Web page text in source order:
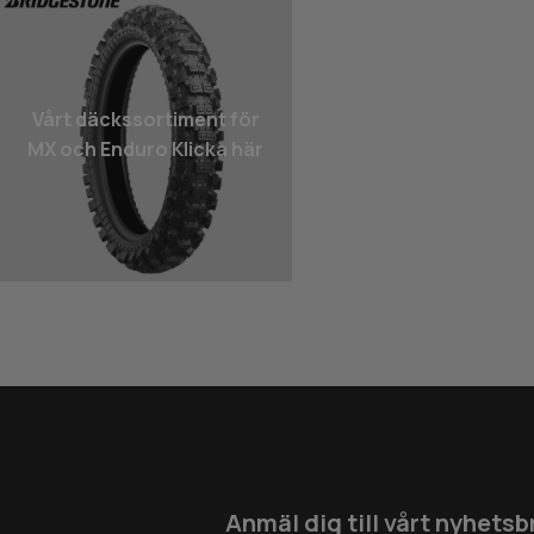
Vårt däcks­sortiment för
MX och Enduro Klicka här
Anmäl dig till vårt